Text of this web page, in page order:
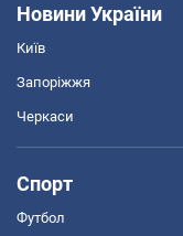
Новини України
Київ
Запоріжжя
Черкаси
Спорт
Футбол